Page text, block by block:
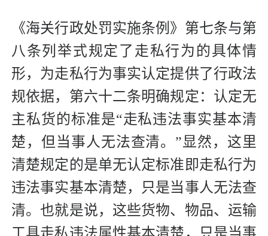
《海关行政处罚实施条例》第七条与第
八条列举式规定了走私行为的具体情
形，为走私行为事实认定提供了行政法
规依据，第六十二条明确规定：认定无
主私货的标准是“走私违法事实基本清
楚，但当事人无法查清。”显然，这里
清楚规定的是单无认定标准即走私行为
违法事实基本清楚，只是当事人无法查
清。也就是说，这些货物、物品、运输